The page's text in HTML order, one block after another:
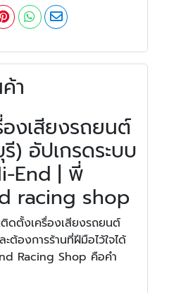
า
งเสียงรถยนต์
) อัปเกรดระบบ
End | พี่
racing shop
ดตั้งเครื่องเสียงรถยนต์
ต้องการร้านที่ฝีมือไว้ใจได้
Racing Shop คือคำ